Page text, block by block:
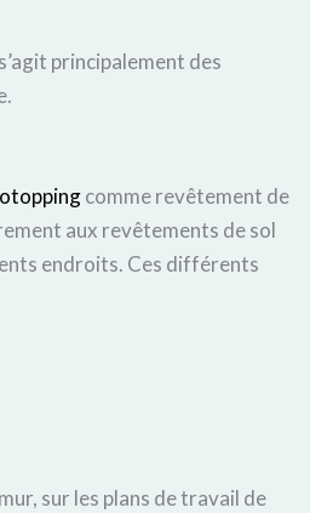
principalement des
comme revêtement de
aux revêtements de sol
endroits. Ces différents
sur les plans de travail de